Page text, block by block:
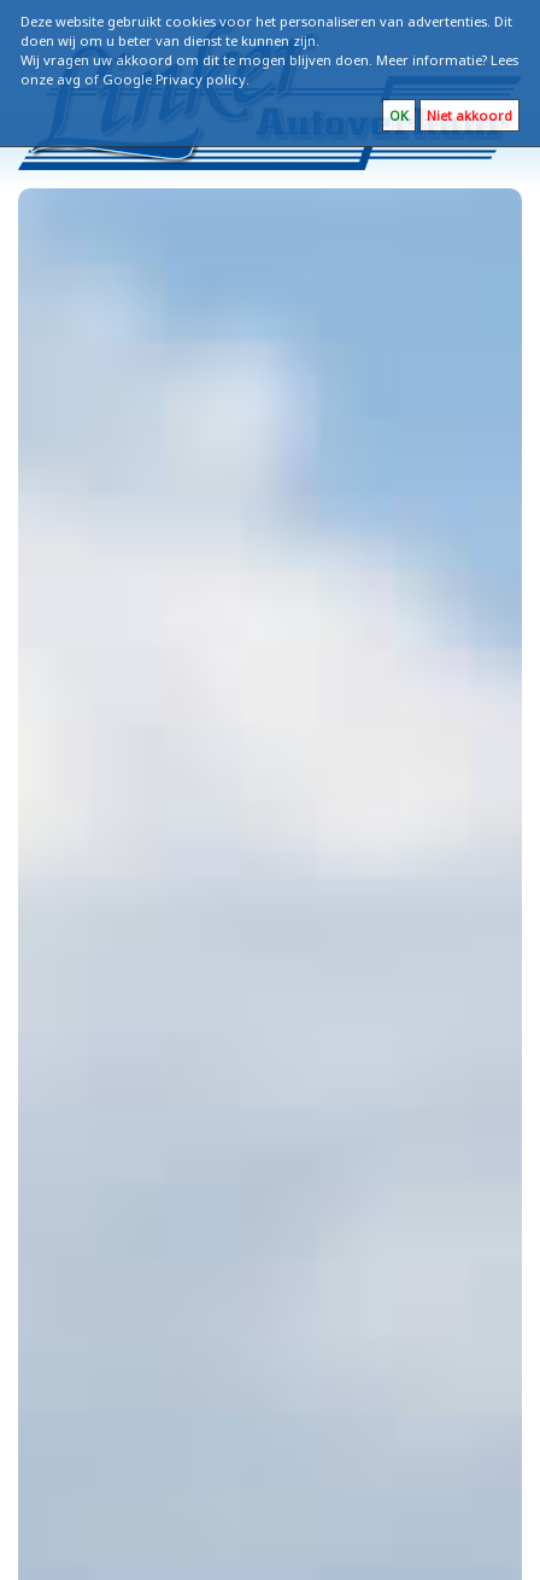
Deze website gebruikt cookies voor het personaliseren van advertenties. Dit
doen wij om u beter van dienst te kunnen zijn.
Wij vragen uw akkoord om dit te mogen blijven doen. Meer informatie? Lees
onze avg of Google Privacy policy.
OK
Niet akkoord